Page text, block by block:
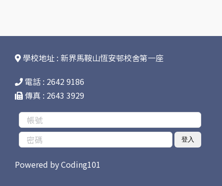
學校地址 : 新界馬鞍山恆安邨校舍第一座
電話 : 2642 9186
傳真 : 2643 3929
登入
Powered byCoding101